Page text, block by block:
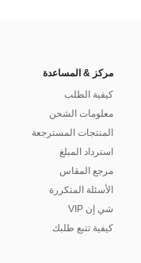
مركز & المساعدة
كيفية الطلب
معلومات الشحن
المنتجات المسترجعة
استرداد المبلغ
مرجع المقاس
الأسئلة المتكررة
شي إن VIP
كيفية تتبع طلبك